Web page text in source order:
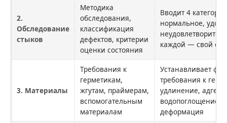
2.
Обследование
стыков
Методика
обследования,
классификация
дефектов, критерии
оценки состояния
Вводит 4
нормальное,
каждой — свой
3. Материалы
Требования к
герметикам,
жгутам, праймерам,
вспомогательным
материалам
Устанавливает
требования к
удлинение,
водопоглощение,
деформация